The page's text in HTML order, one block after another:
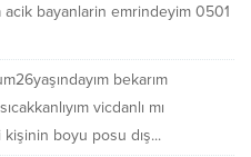
bayanlarin emrindeyim 0501
bekarım
vicdanlı mı
kişinin boyu posu dış...